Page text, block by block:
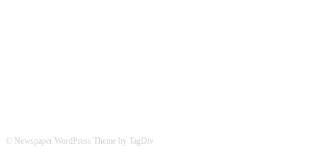
© Newspaper WordPress Theme by TagDiv